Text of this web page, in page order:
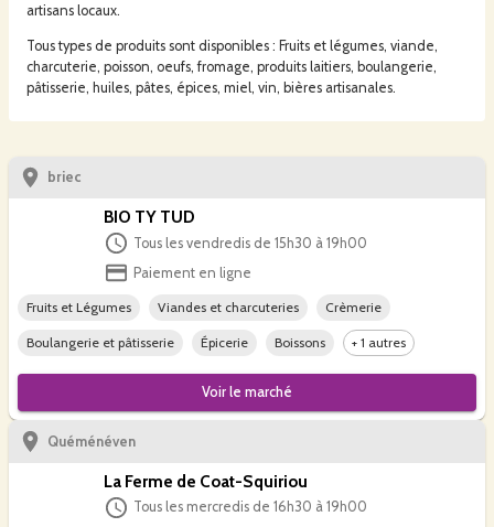
artisans locaux.
Tous types de produits sont disponibles : Fruits et légumes, viande,
charcuterie, poisson, oeufs, fromage, produits laitiers, boulangerie,
pâtisserie, huiles, pâtes, épices, miel, vin, bières artisanales.
briec
BIO TY TUD
Tous les vendredis de 15h30 à 19h00
Paiement en ligne
Fruits et Légumes Viandes et charcuteries Crèmerie
Boulangerie et pâtisserie Épicerie Boissons + 1 autres
Voir le marché
Quéménéven
La Ferme de Coat-Squiriou
Tous les mercredis de 16h30 à 19h00